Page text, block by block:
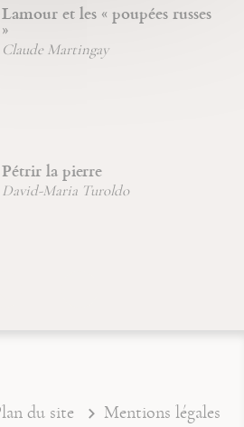
Lamour et les « poupées russes
»
Claude Martingay
Pétrir la pierre
David-Maria Turoldo
du site
Mentions légales